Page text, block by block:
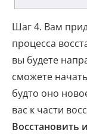
Шаг 4. Вам
процесса
вы будете
сможете
будто оно
вас к части
Восстановить